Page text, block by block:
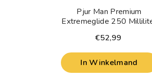
Pjur Man Premium
Extremeglide 250
€52,99
In Winkelmand